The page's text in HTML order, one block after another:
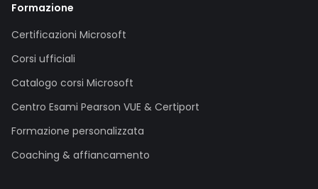
Formazione
Certificazioni Microsoft
Corsi ufficiali
Catalogo corsi Microsoft
Centro Esami Pearson VUE & Certiport
Formazione personalizzata
Coaching & affiancamento